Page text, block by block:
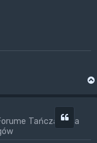
Tańczący naCytuj